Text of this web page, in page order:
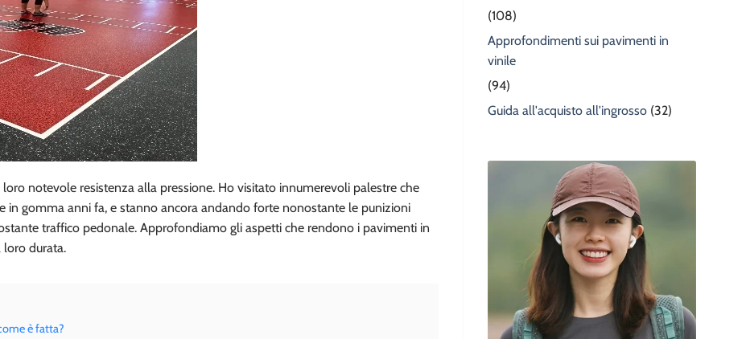
notevole resistenza alla pressione. Ho visitato innumerevoli palestre che
in gomma anni fa, e stanno ancora andando forte nonostante le punizioni
traffico pedonale. Approfondiamo gli aspetti che rendono i pavimenti in
loro durata.
è fatta?
(108)
Approfondimenti sui pavimenti in
vinile
(94)
Guida all'acquisto all'ingrosso (32)